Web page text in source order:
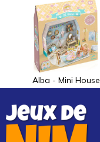
Alba - Mini House